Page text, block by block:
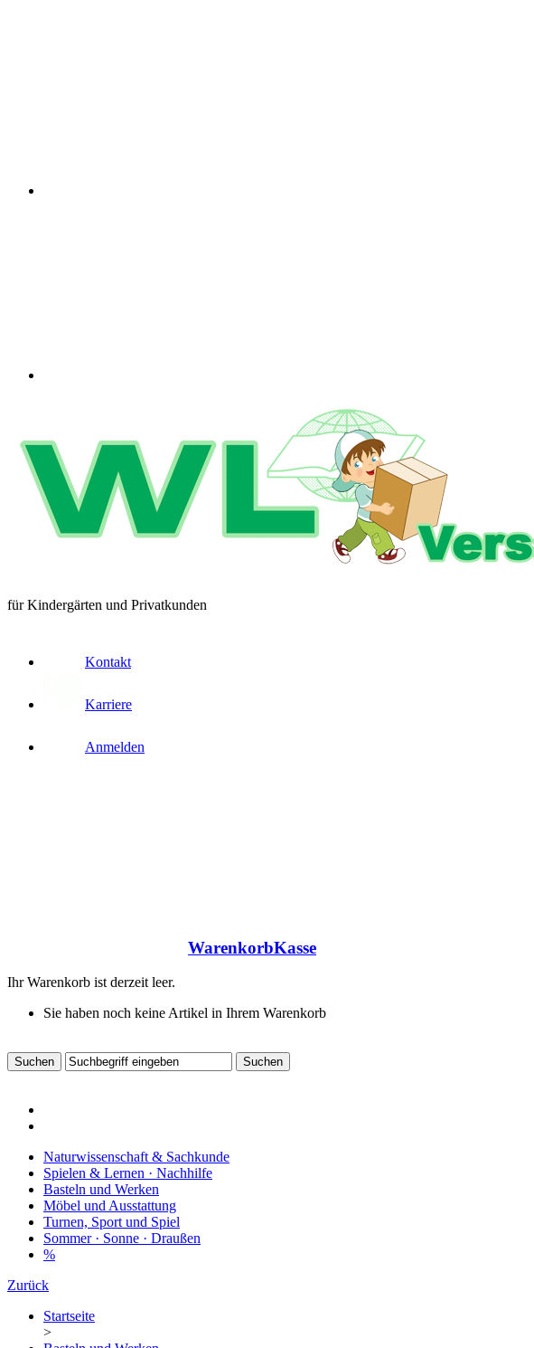
für Kindergärten und Privatkunden
Kontakt
Karriere
Anmelden
WarenkorbKasse
Ihr Warenkorb ist derzeit leer.
Sie haben noch keine Artikel in Ihrem Warenkorb
Naturwissenschaft & Sachkunde
Spielen & Lernen · Nachhilfe
Basteln und Werken
Möbel und Ausstattung
Turnen, Sport und Spiel
Sommer · Sonne · Draußen
%
Zurück
Startseite
>